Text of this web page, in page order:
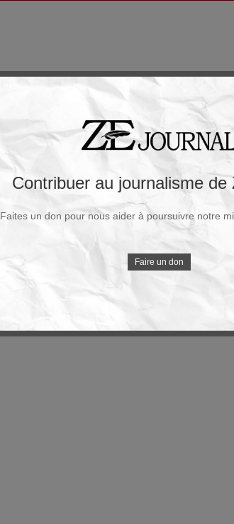
Contribuer au journalisme de
Faites un don pour nous aider à poursuivre notre
Faire un don